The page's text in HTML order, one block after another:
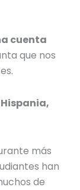
cuenta
que nos
Hispania,
más
han
de